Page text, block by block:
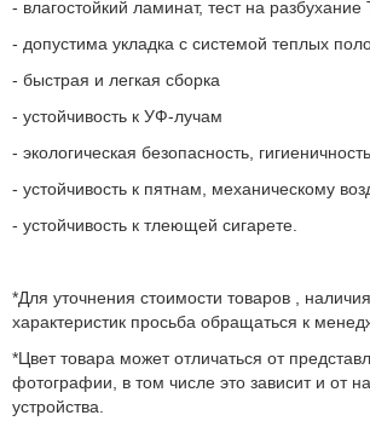
- влагостойкий ламинат, тест на
- допустима укладка с системой теплых
- быстрая и легкая сборка
- устойчивость к УФ-лучам
- экологическая безопасность, гигиеничность
- устойчивость к пятнам, механическому
- устойчивость к тлеющей сигарете.
*Для уточнения стоимости товаров ,
характеристик просьба обращаться к
*Цвет товара может отличаться от
фотографии, в том числе это зависит и от
устройства.